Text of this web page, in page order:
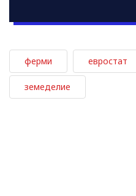
ферми евростат
земеделие